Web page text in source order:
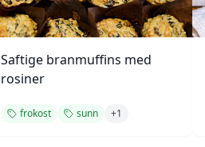
Saftige branmuffins med
rosiner
frokost sunn +1